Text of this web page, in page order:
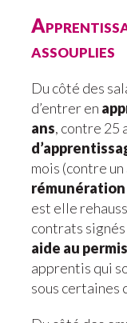
assouplies
Du côté des
d’entrer en
ans, contre 25
mois (contre un
est elle
contrats
aide au permis
apprentis qui
sous certaines